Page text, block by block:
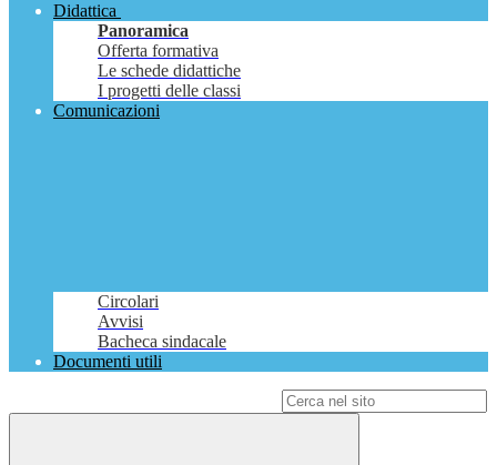
Didattica
Panoramica
Offerta formativa
Le schede didattiche
I progetti delle classi
Comunicazioni
Circolari
Avvisi
Bacheca sindacale
Documenti utili